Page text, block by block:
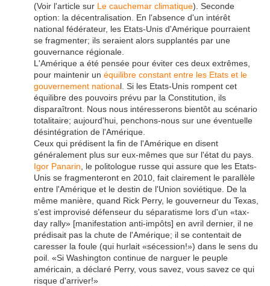
(Voir l'article sur Le cauchemar climatique). Seconde
option: la décentralisation. En l'absence d'un intérêt
national fédérateur, les Etats-Unis d'Amérique pourraient
se fragmenter; ils seraient alors supplantés par une
gouvernance régionale.
L'Amérique a été pensée pour éviter ces deux extrêmes,
pour maintenir un équilibre constant entre les Etats et le
gouvernement national. Si les Etats-Unis rompent cet
équilibre des pouvoirs prévu par la Constitution, ils
disparaîtront. Nous nous intéresserons bientôt au scénario
totalitaire; aujourd'hui, penchons-nous sur une éventuelle
désintégration de l'Amérique.
Ceux qui prédisent la fin de l'Amérique en disent
généralement plus sur eux-mêmes que sur l'état du pays.
Igor Panarin , le politologue russe qui assure que les Etats-
Unis se fragmenteront en 2010, fait clairement le parallèle
entre l'Amérique et le destin de l'Union soviétique. De la
même manière, quand Rick Perry, le gouverneur du Texas,
s'est improvisé défenseur du séparatisme lors d'un «tax-
day rally» [manifestation anti-impôts] en avril dernier, il ne
prédisait pas la chute de l'Amérique; il se contentait de
caresser la foule (qui hurlait «sécession!») dans le sens du
poil. «Si Washington continue de narguer le peuple
américain, a déclaré Perry, vous savez, vous savez ce qui
risque d'arriver!»